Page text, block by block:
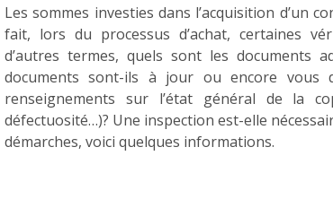
Les sommes investies dans l’acquisition d’un
fait, lors du processus d’achat, certaines
d’autres termes, quels sont les documents
documents sont-ils à jour ou encore vous
renseignements sur l’état général de la
défectuosité…)? Une inspection est-elle
démarches, voici quelques informations.